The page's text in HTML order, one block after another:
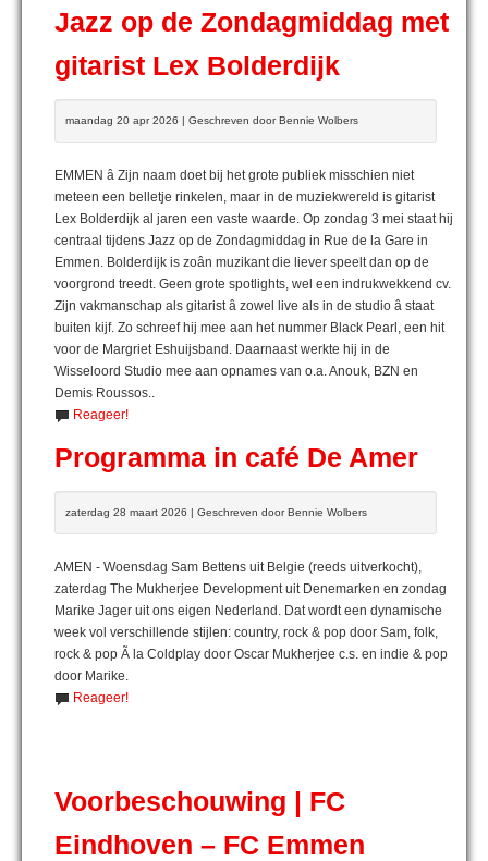
Jazz op de Zondagmiddag met
gitarist Lex Bolderdijk
maandag 20 apr 2026 | Geschreven door Bennie Wolbers
EMMEN â Zijn naam doet bij het grote publiek misschien niet
meteen een belletje rinkelen, maar in de muziekwereld is gitarist
Lex Bolderdijk al jaren een vaste waarde. Op zondag 3 mei staat hij
centraal tijdens Jazz op de Zondagmiddag in Rue de la Gare in
Emmen. Bolderdijk is zoân muzikant die liever speelt dan op de
voorgrond treedt. Geen grote spotlights, wel een indrukwekkend cv.
Zijn vakmanschap als gitarist â zowel live als in de studio â staat
buiten kijf. Zo schreef hij mee aan het nummer Black Pearl, een hit
voor de Margriet Eshuijsband. Daarnaast werkte hij in de
Wisseloord Studio mee aan opnames van o.a. Anouk, BZN en
Demis Roussos..
Reageer!
Programma in café De Amer
zaterdag 28 maart 2026 | Geschreven door Bennie Wolbers
AMEN - Woensdag Sam Bettens uit Belgie (reeds uitverkocht),
zaterdag The Mukherjee Development uit Denemarken en zondag
Marike Jager uit ons eigen Nederland. Dat wordt een dynamische
week vol verschillende stijlen: country, rock & pop door Sam, folk,
rock & pop Ã la Coldplay door Oscar Mukherjee c.s. en indie & pop
door Marike.
Reageer!
Voorbeschouwing | FC
Eindhoven – FC Emmen